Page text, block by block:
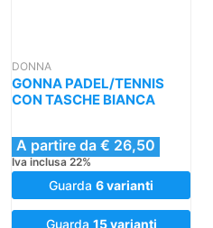
DONNA
GONNA PADEL/TENNIS
CON TASCHE BIANCA
A partire da € 26,50
Iva inclusa 22%
Guarda 6 varianti
Guarda 15 varianti